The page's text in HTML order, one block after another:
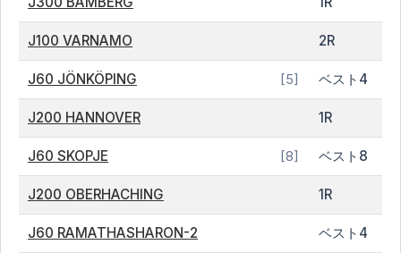
J100 VARNAMO 2R
J60 JÖNKÖPING [5] ベスト4
J200 HANNOVER 1R
J60 SKOPJE [8] ベスト8
J200 OBERHACHING 1R
J60 RAMATHASHARON-2 ベスト4